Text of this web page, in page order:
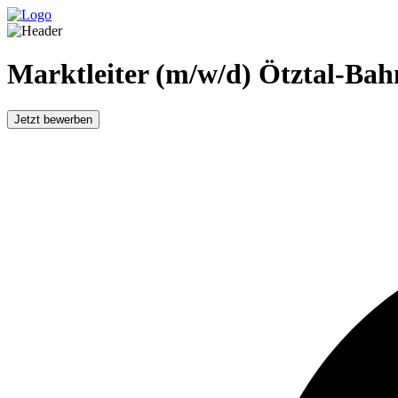
Marktleiter (m/w/d) Ötztal-
Jetzt bewerben